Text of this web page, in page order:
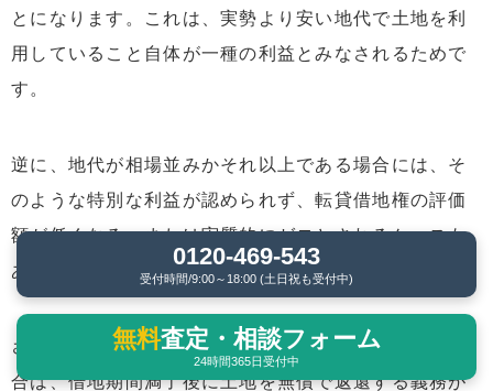
とになります。これは、実勢より安い地代で土地を利
用していること自体が一種の利益とみなされるためで
す。
逆に、地代が相場並みかそれ以上である場合には、そ
のような特別な利益が認められず、転貸借地権の評価
額が低くなる、または実質的にゼロとされるケースも
あります。
さらに、「無償返還特約」が契約上明記されている場
合は、借地期間満了後に土地を無償で返還する義務が
0120-469-543
受付時間/9:00～18:00 (土日祝も受付中)
無料査定・相談フォーム
24時間365日受付中